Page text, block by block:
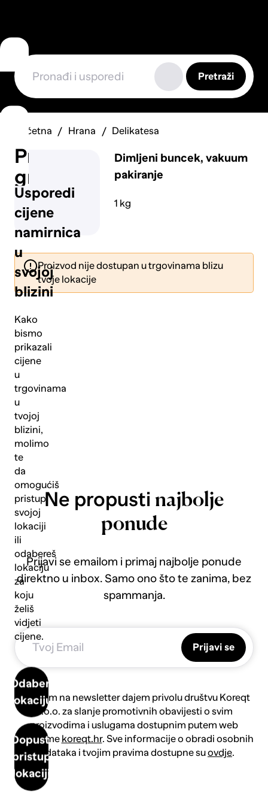
Usporedi
cijene
namirnica
u
svojoj
blizini
Kako
bismo
prikazali
cijene
u
trgovinama
u
tvojoj
blizini,
molimo
te
da
omogućiš
pristup
svojoj
lokaciji
ili
odabereš
lokaciju
za
koju
želiš
vidjeti
cijene.
Odaberi
lokaciju
Dopusti
pristup
lokaciji
Prijavi
grešku
Pošalji
Pretraži
Početna Hrana Delikatesa
Dimljeni buncek, vakuum
pakiranje
1 kg
Proizvod nije dostupan u trgovinama blizu
tvoje lokacije
Ne propusti najbolje
ponude
Prijavi se emailom i primaj najbolje ponude
direktno u inbox. Samo ono što te zanima, bez
spammanja.
Prijavi se
Prijavom na newsletter dajem privolu društvu Koreqt
d.o.o. za slanje promotivnih obavijesti o svim
proizvodima i uslugama dostupnim putem web
platforme koreqt.hr. Sve informacije o obradi osobnih
podataka i tvojim pravima dostupne suovdje.